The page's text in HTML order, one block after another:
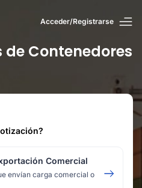
Acceder/Registrarse
de Contenedores
Comercial
envían carga comercial o